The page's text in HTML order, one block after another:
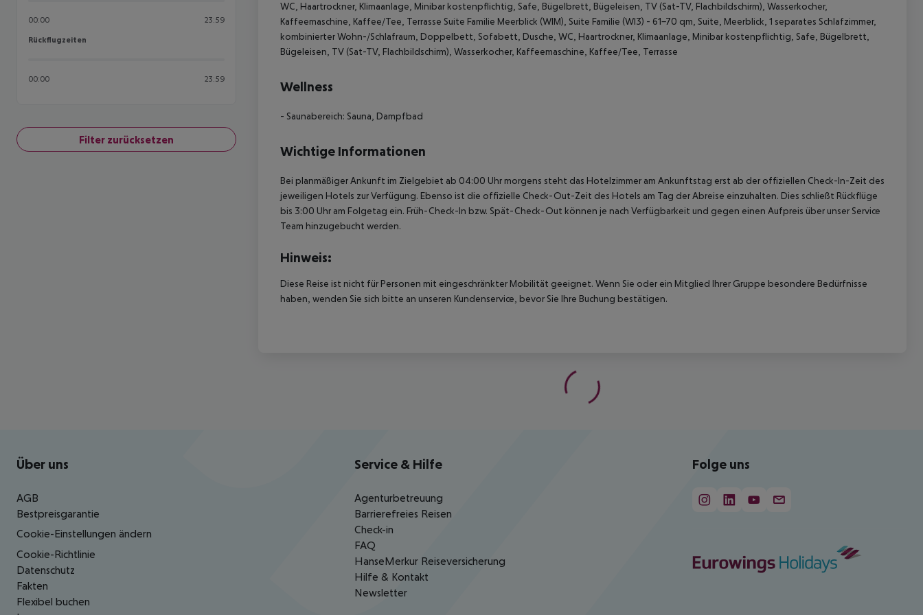
00:00 23:59
Rückflugzeiten
Rückflugzeiten
00:00 23:59
Filter zurücksetzen
WC, Haartrockner, Klimaanlage, Minibar kostenpflichtig, Safe, Bügelbrett, Bügeleisen, TV (Sat-TV, Flachbildschirm), Wasserkocher,
Kaffeemaschine, Kaffee/Tee, Terrasse Suite Familie Meerblick (WIM), Suite Familie (WI3) - 61-70 qm, Suite, Meerblick, 1 separates Schlafzimmer,
kombinierter Wohn-/Schlafraum, Doppelbett, Sofabett, Dusche, WC, Haartrockner, Klimaanlage, Minibar kostenpflichtig, Safe, Bügelbrett,
Bügeleisen, TV (Sat-TV, Flachbildschirm), Wasserkocher, Kaffeemaschine, Kaffee/Tee, Terrasse
Wellness
- Saunabereich: Sauna, Dampfbad
Wichtige Informationen
Bei planmäßiger Ankunft im Zielgebiet ab 04:00 Uhr morgens steht das Hotelzimmer am Ankunftstag erst ab der offiziellen Check-In-Zeit des
jeweiligen Hotels zur Verfügung. Ebenso ist die offizielle Check-Out-Zeit des Hotels am Tag der Abreise einzuhalten. Dies schließt Rückflüge
bis 3:00 Uhr am Folgetag ein. Früh-Check-In bzw. Spät-Check-Out können je nach Verfügbarkeit und gegen einen Aufpreis über unser Service
Team hinzugebucht werden.
Hinweis:
Diese Reise ist nicht für Personen mit eingeschränkter Mobilität geeignet. Wenn Sie oder ein Mitglied Ihrer Gruppe besondere Bedürfnisse
haben, wenden Sie sich bitte an unseren Kundenservice, bevor Sie Ihre Buchung bestätigen.
Footer navigation
Über uns
AGB
Bestpreisgarantie
Cookie-Einstellungen ändern
Cookie-Richtlinie
Datenschutz
Fakten
Flexibel buchen
Service & Hilfe
Agenturbetreuung
Barrierefreies Reisen
Check-in
FAQ
HanseMerkur Reiseversicherung
Hilfe & Kontakt
Newsletter
Folge uns